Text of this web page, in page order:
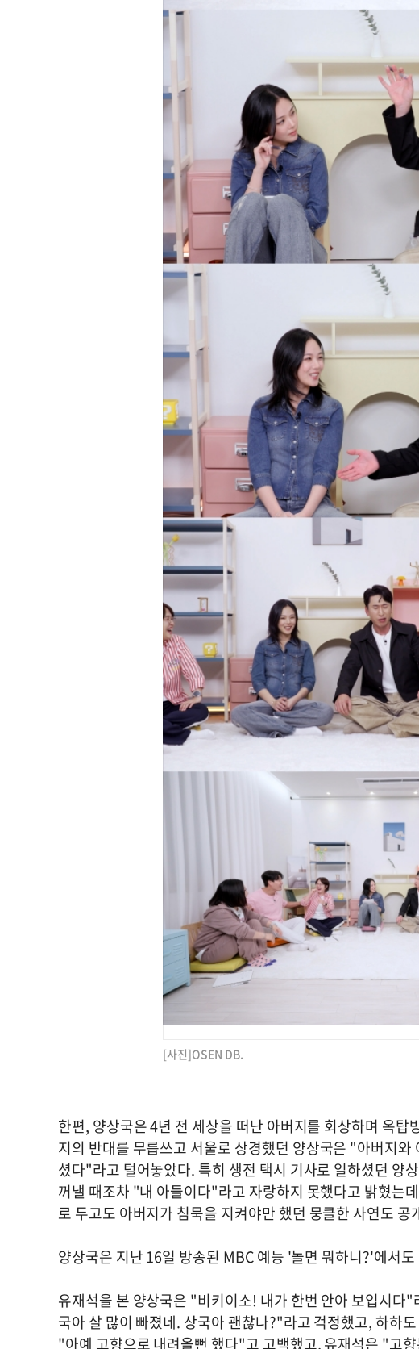
[사진]OSEN DB.
한편, 양상국은 4년 전 세상을 떠난 아버지를 회상하며 옥
지의 반대를 무릅쓰고 서울로 상경했던 양상국은 "아버지
셨다"라고 털어놓았다. 특히 생전 택시 기사로 일하셨던 양
꺼낼 때조차 "내 아들이다"라고 자랑하지 못했다고 밝혔는
로 두고도 아버지가 침묵을 지켜야만 했던 뭉클한 사연도 공
양상국은 지난 16일 방송된 MBC 예능 '놀면 뭐하니?'에서
유재석을 본 양상국은 "비키이소! 내가 한번 안아 보입시다
국아 살 많이 빠졌네. 상국아 괜찮나?"라고 걱정했고, 하하
"아예 고향으로 내려올뻔 했다"고 고백했고, 유재석은 "고